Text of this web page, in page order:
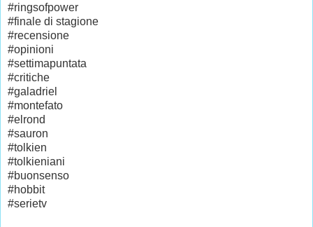
#ringsofpower
#finale di stagione
#recensione
#opinioni
#settimapuntata
#critiche
#galadriel
#montefato
#elrond
#sauron
#tolkien
#tolkieniani
#buonsenso
#hobbit
#serietv